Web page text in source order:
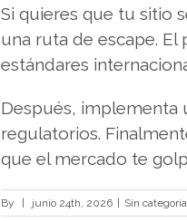
buscas
informaciÃ³n
sobre
plataformas
de
con
Si quieres que tu sitio
una ruta de escape.
estándares
Después, implementa
regulatorios.
que el mercado te
By junio 24th, 2026 Sin categoría